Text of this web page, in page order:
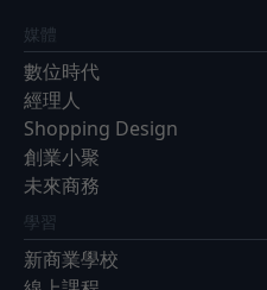
媒體
數位時代
經理人
Shopping Design
創業小聚
未來商務
學習
新商業學校